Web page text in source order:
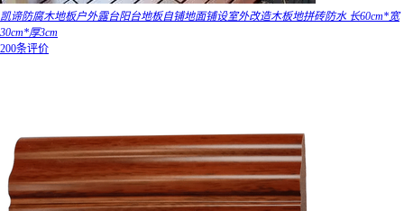
凯谛防腐木地板户外露台阳台地板自铺地面铺设室外改造木板地拼砖防水 长60cm*宽
30cm*厚3cm
200条评价